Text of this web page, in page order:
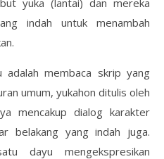
indah untuk menambah
membaca skrip yang
umum, yukahon ditulis oleh
mencakup dialog karakter
belakang yang indah juga.
dayu mengekspresikan